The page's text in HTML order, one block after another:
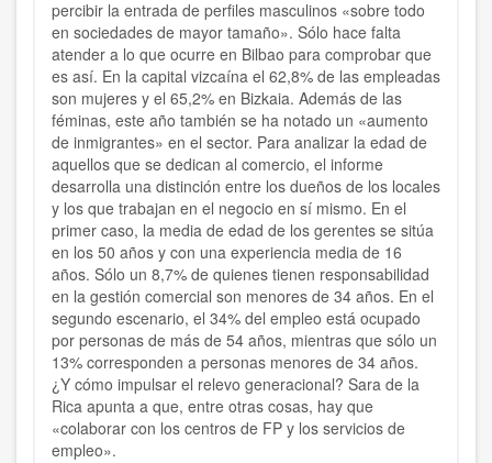
percibir la entrada de perfiles masculinos «sobre todo
en sociedades de mayor tamaño». Sólo hace falta
atender a lo que ocurre en Bilbao para comprobar que
es así. En la capital vizcaína el 62,8% de las empleadas
son mujeres y el 65,2% en Bizkaia. Además de las
féminas, este año también se ha notado un «aumento
de inmigrantes» en el sector. Para analizar la edad de
aquellos que se dedican al comercio, el informe
desarrolla una distinción entre los dueños de los locales
y los que trabajan en el negocio en sí mismo. En el
primer caso, la media de edad de los gerentes se sitúa
en los 50 años y con una experiencia media de 16
años. Sólo un 8,7% de quienes tienen responsabilidad
en la gestión comercial son menores de 34 años. En el
segundo escenario, el 34% del empleo está ocupado
por personas de más de 54 años, mientras que sólo un
13% corresponden a personas menores de 34 años.
¿Y cómo impulsar el relevo generacional? Sara de la
Rica apunta a que, entre otras cosas, hay que
«colaborar con los centros de FP y los servicios de
empleo».